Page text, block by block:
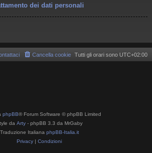
dei dati personali
Tutti gli orari sono UTC+02:00
Cancella cookie
phpBB® Forum Software © phpBB Limited
da Arty - phpBB 3.3 da MrGaby
Traduzione Italiana phpBB-Italia.it
Privacy | Condizioni